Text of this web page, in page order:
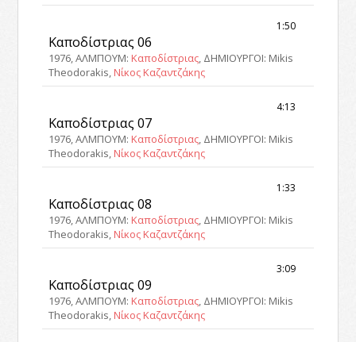
1:50
Καποδίστριας 06
1976, ΑΛΜΠΟΥΜ: Καποδίστριας, ΔΗΜΙΟΥΡΓΟΙ: Mikis
Theodorakis, Νίκος Καζαντζάκης
4:13
Καποδίστριας 07
1976, ΑΛΜΠΟΥΜ: Καποδίστριας, ΔΗΜΙΟΥΡΓΟΙ: Mikis
Theodorakis, Νίκος Καζαντζάκης
1:33
Καποδίστριας 08
1976, ΑΛΜΠΟΥΜ: Καποδίστριας, ΔΗΜΙΟΥΡΓΟΙ: Mikis
Theodorakis, Νίκος Καζαντζάκης
3:09
Καποδίστριας 09
1976, ΑΛΜΠΟΥΜ: Καποδίστριας, ΔΗΜΙΟΥΡΓΟΙ: Mikis
Theodorakis, Νίκος Καζαντζάκης